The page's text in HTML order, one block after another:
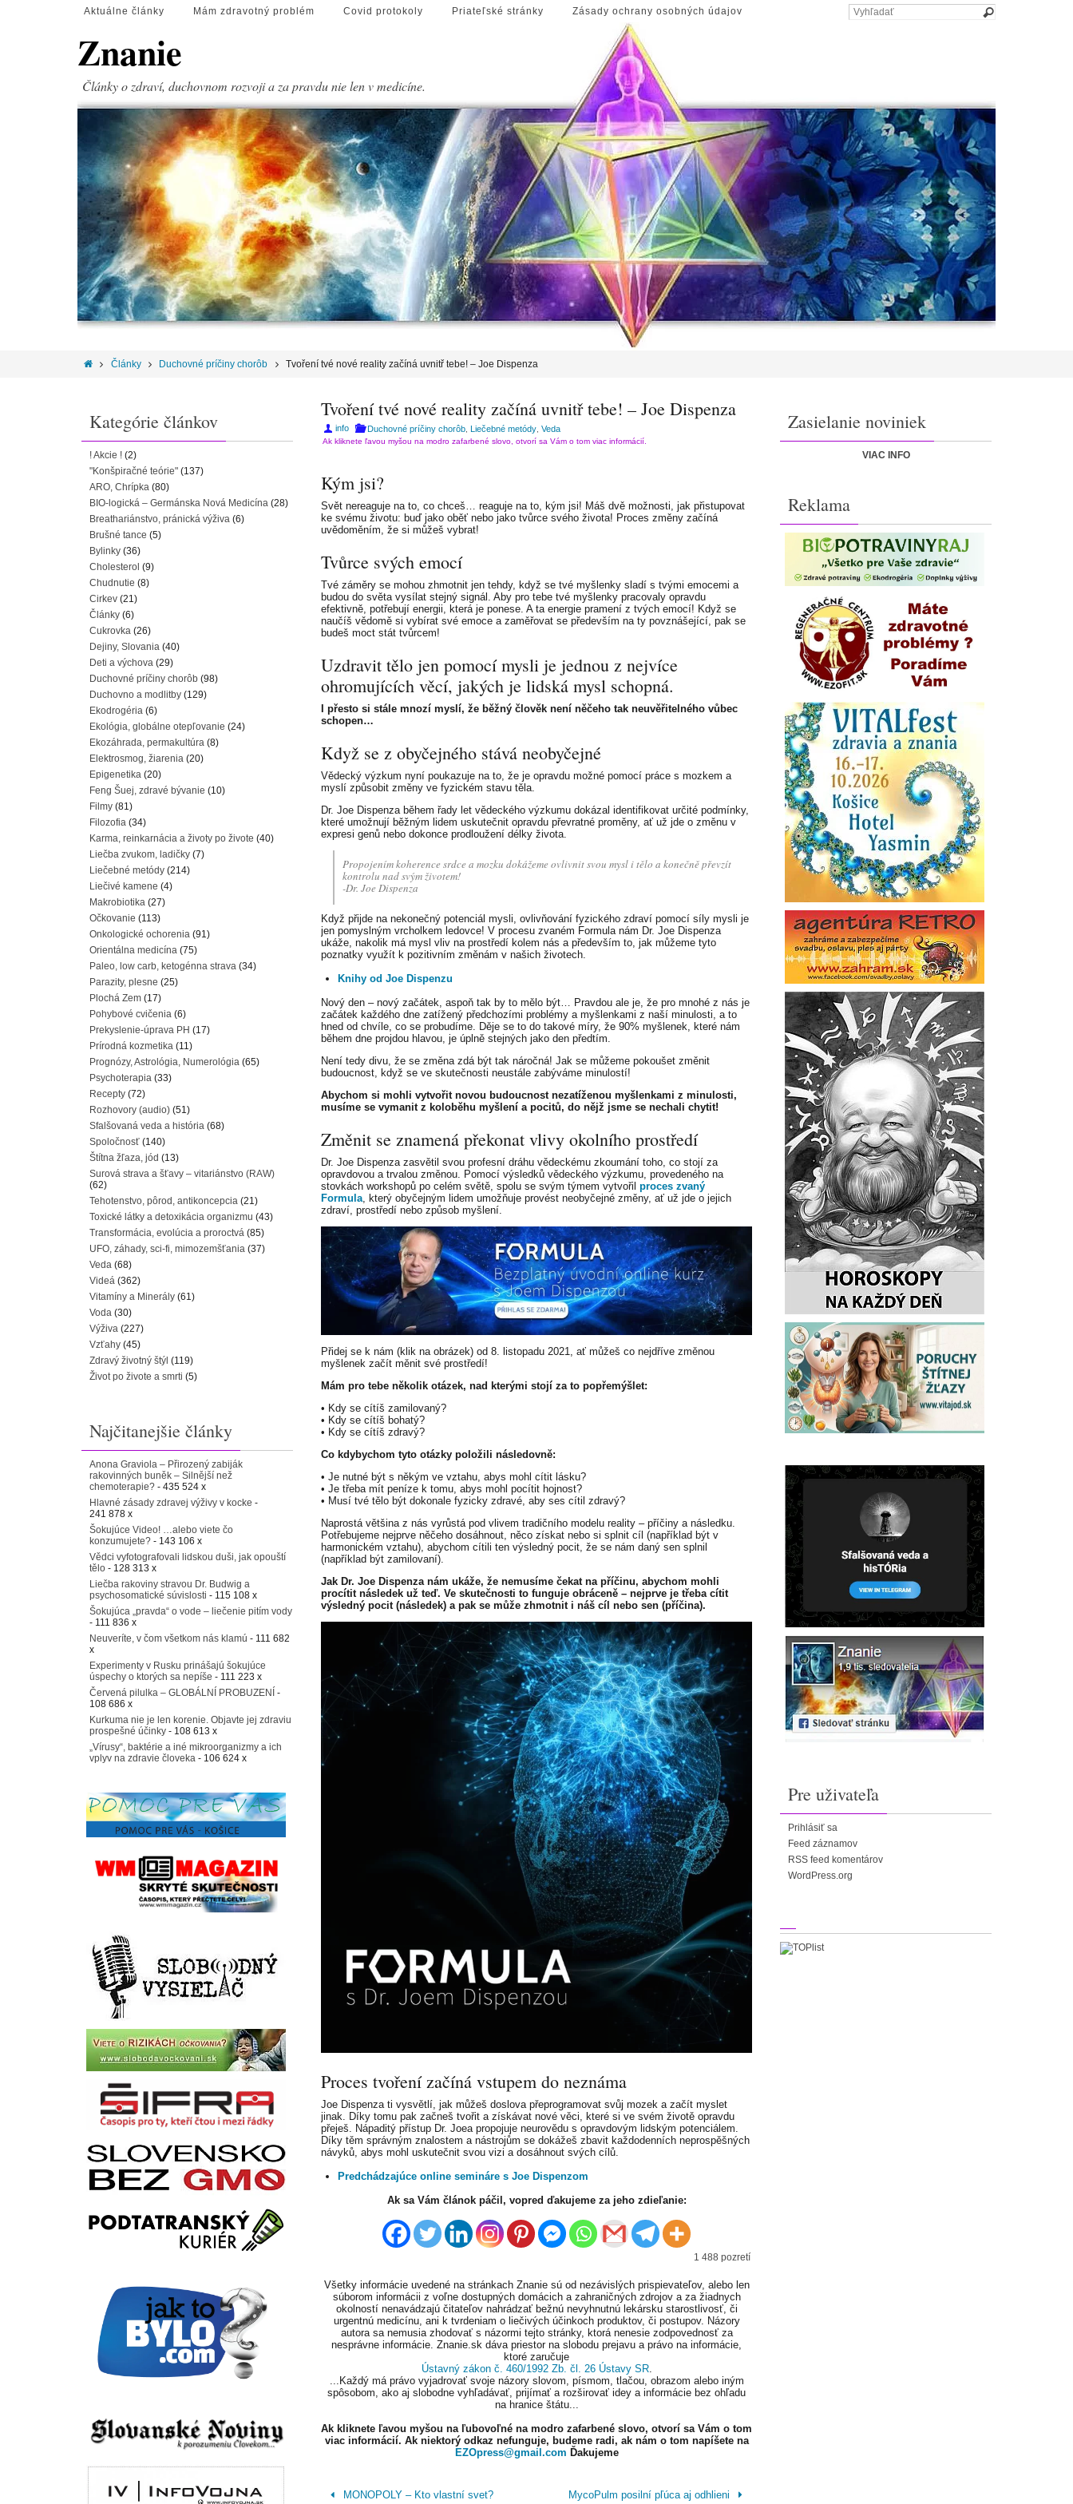
Aktuálne články Mám zdravotný problém Covid protokoly Priateľské stránky Zásady ochrany osobných údajov
Znanie
Články o zdraví, duchovnom rozvoji a za pravdu nie len v medicíne.
Články Duchovné príčiny chorôb Tvoření tvé nové reality začíná uvnitř tebe! – Joe Dispenza
Tvoření tvé nové reality začíná uvnitř tebe! – Joe Dispenza
info Duchovné príčiny chorôb, Liečebné metódy, Veda
Ak kliknete ľavou myšou na modro zafarbené slovo, otvorí sa Vám o tom viac informácií.
Kým jsi?
Svět nereaguje na to, co chceš… reaguje na to, kým jsi! Máš dvě možnosti, jak přistupovat
ke svému životu: buď jako oběť nebo jako tvůrce svého života! Proces změny začíná
uvědoměním, že si můžeš vybrat!
Tvůrce svých emocí
Tvé záměry se mohou zhmotnit jen tehdy, když se tvé myšlenky sladí s tvými emocemi a
budou do světa vysílat stejný signál. Aby pro tebe tvé myšlenky pracovaly opravdu
efektivně, potřebují energii, která je ponese. A ta energie pramení z tvých emocí! Když se
naučíš vědomě si vybírat své emoce a zaměřovat se především na ty povznášející, pak se
budeš moct stát tvůrcem!
Uzdravit tělo jen pomocí mysli je jednou z nejvíce
ohromujících věcí, jakých je lidská mysl schopná.
I přesto si stále mnozí myslí, že běžný člověk není něčeho tak neuvěřitelného vůbec
schopen…
Když se z obyčejného stává neobyčejné
Vědecký výzkum nyní poukazuje na to, že je opravdu možné pomocí práce s mozkem a
myslí způsobit změny ve fyzickém stavu těla.
Dr. Joe Dispenza během řady let vědeckého výzkumu dokázal identifikovat určité podmínky,
které umožnují běžným lidem uskutečnit opravdu převratné proměny, ať už jde o změnu v
expresi genů nebo dokonce prodloužení délky života.
Propojením koherence srdce a mozku dokážeme ovlivnit svou mysl i tělo a konečně převzít
kontrolu nad svým životem!
-Dr. Joe Dispenza
Když přijde na nekonečný potenciál mysli, ovlivňování fyzického zdraví pomocí síly mysli je
jen pomyslným vrcholkem ledovce! V procesu zvaném Formula nám Dr. Joe Dispenza
ukáže, nakolik má mysl vliv na prostředí kolem nás a především to, jak můžeme tyto
poznatky využít k pozitivním změnám v našich životech.
Knihy od Joe Dispenzu
Nový den – nový začátek, aspoň tak by to mělo být… Pravdou ale je, že pro mnohé z nás je
začátek každého dne zatížený předchozími problémy a myšlenkami z naší minulosti, a to
hned od chvíle, co se probudíme. Děje se to do takové míry, že 90% myšlenek, které nám
během dne projdou hlavou, je úplně stejných jako den předtím.
Není tedy divu, že se změna zdá být tak náročná! Jak se můžeme pokoušet změnit
budoucnost, když se ve skutečnosti neustále zabýváme minulostí!
Abychom si mohli vytvořit novou budoucnost nezatíženou myšlenkami z minulosti,
musíme se vymanit z koloběhu myšlení a pocitů, do nějž jsme se nechali chytit!
Změnit se znamená překonat vlivy okolního prostředí
Dr. Joe Dispenza zasvětil svou profesní dráhu vědeckému zkoumání toho, co stojí za
opravdovou a trvalou změnou. Pomocí výsledků vědeckého výzkumu, provedeného na
stovkách workshopů po celém světě, spolu se svým týmem vytvořil proces zvaný
Formula, který obyčejným lidem umožňuje provést neobyčejné změny, ať už jde o jejich
zdraví, prostředí nebo způsob myšlení.
Přidej se k nám (klik na obrázek) od 8. listopadu 2021, ať můžeš co nejdříve změnou
myšlenek začít měnit své prostředí!
Mám pro tebe několik otázek, nad kterými stojí za to popřemýšlet:
• Kdy se cítíš zamilovaný?
• Kdy se cítíš bohatý?
• Kdy se cítíš zdravý?
Co kdybychom tyto otázky položili následovně:
• Je nutné být s někým ve vztahu, abys mohl cítit lásku?
• Je třeba mít peníze k tomu, abys mohl pocítit hojnost?
• Musí tvé tělo být dokonale fyzicky zdravé, aby ses cítil zdravý?
Naprostá většina z nás vyrůstá pod vlivem tradičního modelu reality – příčiny a následku.
Potřebujeme nejprve něčeho dosáhnout, něco získat nebo si splnit cíl (například být v
harmonickém vztahu), abychom cítili ten výsledný pocit, že se nám daný sen splnil
(například být zamilovaní).
Jak Dr. Joe Dispenza nám ukáže, že nemusíme čekat na příčinu, abychom mohli
procítit následek už teď. Ve skutečnosti to funguje obráceně – nejprve je třeba cítit
výsledný pocit (následek) a pak se může zhmotnit i náš cíl nebo sen (příčina).
Proces tvoření začíná vstupem do neznáma
Joe Dispenza ti vysvětlí, jak můžeš doslova přeprogramovat svůj mozek a začít myslet
jinak. Díky tomu pak začneš tvořit a získávat nové věci, které si ve svém životě opravdu
přeješ. Nápaditý přístup Dr. Joea propojuje neurovědu s opravdovým lidským potenciálem.
Díky těm správným znalostem a nástrojům se dokážeš zbavit každodenních neprospěšných
návyků, abys mohl uskutečnit svou vizi a dosáhnout svých cílů.
Predchádzajúce online semináre s Joe Dispenzom
Ak sa Vám článok páčil, vopred ďakujeme za jeho zdieľanie:
1 488 pozretí
Všetky informácie uvedené na stránkach Znanie sú od nezávislých prispievateľov, alebo len
súborom informácii z voľne dostupných domácich a zahraničných zdrojov a za žiadnych
okolností nenavádzajú čitateľov nahrádzať bežnú nevyhnutnú lekársku starostlivosť, či
urgentnú medicínu, ani k tvrdeniam o liečivých účinkoch produktov, či postupov. Názory
autora sa nemusia zhodovať s názormi tejto stránky, ktorá nenesie zodpovednosť za
nesprávne informácie. Znanie.sk dáva priestor na slobodu prejavu a právo na informácie,
ktoré zaručuje
Ústavný zákon č. 460/1992 Zb. čl. 26 Ústavy SR.
...Každý má právo vyjadrovať svoje názory slovom, písmom, tlačou, obrazom alebo iným
spôsobom, ako aj slobodne vyhľadávať, prijímať a rozširovať idey a informácie bez ohľadu
na hranice štátu...
Ak kliknete ľavou myšou na ľubovoľné na modro zafarbené slovo, otvorí sa Vám o tom
viac informácií. Ak niektorý odkaz nefunguje, budeme radi, ak nám o tom napíšete na
EZOpress@gmail.com Ďakujeme
MONOPOLY – Kto vlastní svet? MycoPulm posilní pľúca aj odhlieni
Kategórie článkov
! Akcie ! (2)
"Konšpiračné teórie" (137)
ARO, Chrípka (80)
BIO-logická – Germánska Nová Medicína (28)
Breathariánstvo, pránická výživa (6)
Brušné tance (5)
Bylinky (36)
Cholesterol (9)
Chudnutie (8)
Cirkev (21)
Články (6)
Cukrovka (26)
Dejiny, Slovania (40)
Deti a výchova (29)
Duchovné príčiny chorôb (98)
Duchovno a modlitby (129)
Ekodrogéria (6)
Ekológia, globálne otepľovanie (24)
Ekozáhrada, permakultúra (8)
Elektrosmog, žiarenia (20)
Epigenetika (20)
Feng Šuej, zdravé bývanie (10)
Filmy (81)
Filozofia (34)
Karma, reinkarnácia a životy po živote (40)
Liečba zvukom, ladičky (7)
Liečebné metódy (214)
Liečivé kamene (4)
Makrobiotika (27)
Očkovanie (113)
Onkologické ochorenia (91)
Orientálna medicína (75)
Paleo, low carb, ketogénna strava (34)
Parazity, plesne (25)
Plochá Zem (17)
Pohybové cvičenia (6)
Prekyslenie-úprava PH (17)
Prírodná kozmetika (11)
Prognózy, Astrológia, Numerológia (65)
Psychoterapia (33)
Recepty (72)
Rozhovory (audio) (51)
Sfalšovaná veda a história (68)
Spoločnosť (140)
Štítna žľaza, jód (13)
Surová strava a šťavy – vitariánstvo (RAW)
(62)
Tehotenstvo, pôrod, antikoncepcia (21)
Toxické látky a detoxikácia organizmu (43)
Transformácia, evolúcia a proroctvá (85)
UFO, záhady, sci-fi, mimozemšťania (37)
Veda (68)
Videá (362)
Vitamíny a Minerály (61)
Voda (30)
Výživa (227)
Vzťahy (45)
Zdravý životný štýl (119)
Život po živote a smrti (5)
Najčitanejšie články
Anona Graviola – Přirozený zabiják
rakovinných buněk – Silnější než
chemoterapie? - 435 524 x
Hlavné zásady zdravej výživy v kocke -
241 878 x
Šokujúce Video! …alebo viete čo
konzumujete? - 143 106 x
Vědci vyfotografovali lidskou duši, jak opouští
tělo - 128 313 x
Liečba rakoviny stravou Dr. Budwig a
psychosomatické súvislosti - 115 108 x
Šokujúca „pravda“ o vode – liečenie pitím vody
- 111 836 x
Neuveríte, v čom všetkom nás klamú - 111 682
x
Experimenty v Rusku prinášajú šokujúce
úspechy o ktorých sa nepíše - 111 223 x
Červená pilulka – GLOBÁLNÍ PROBUZENÍ -
108 686 x
Kurkuma nie je len korenie. Objavte jej zdraviu
prospešné účinky - 108 613 x
„Vírusy“, baktérie a iné mikroorganizmy a ich
vplyv na zdravie človeka - 106 624 x
Zasielanie noviniek
VIAC INFO
Reklama
Pre uživateľa
Prihlásiť sa
Feed záznamov
RSS feed komentárov
WordPress.org